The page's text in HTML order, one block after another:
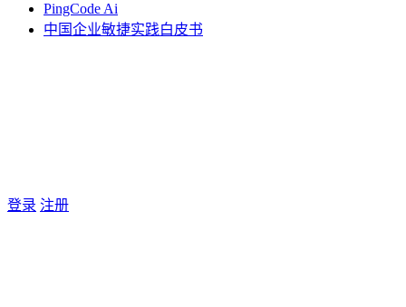
PingCode Ai
中国企业敏捷实践白皮书
登录 注册